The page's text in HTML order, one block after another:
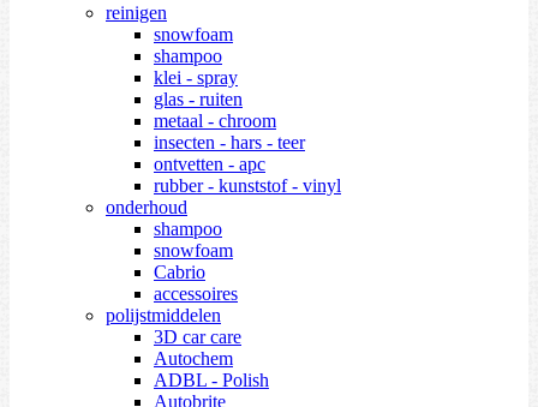
reinigen
snowfoam
shampoo
klei - spray
glas - ruiten
metaal - chroom
insecten - hars - teer
ontvetten - apc
rubber - kunststof - vinyl
onderhoud
shampoo
snowfoam
Cabrio
accessoires
polijstmiddelen
3D car care
Autochem
ADBL - Polish
Autobrite